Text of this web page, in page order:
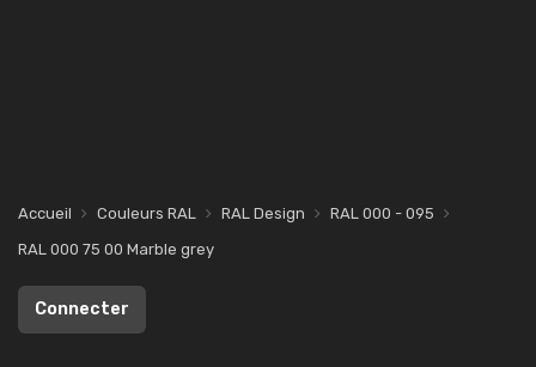
Accueil Couleurs RAL RAL Design
RAL 000 - 095
RAL 000 75 00 Marble grey
Connecter